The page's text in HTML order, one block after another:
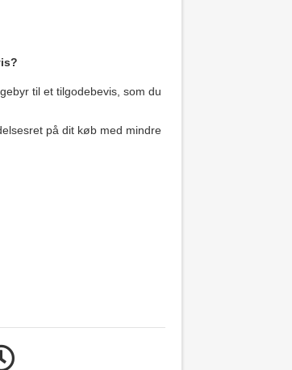
til et tilgodebevis, som du
på dit køb med mindre